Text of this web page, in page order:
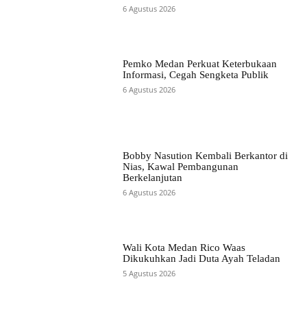
6 Agustus 2026
Pemko Medan Perkuat Keterbukaan
Informasi, Cegah Sengketa Publik
6 Agustus 2026
Bobby Nasution Kembali Berkantor di
Nias, Kawal Pembangunan
Berkelanjutan
6 Agustus 2026
Wali Kota Medan Rico Waas
Dikukuhkan Jadi Duta Ayah Teladan
5 Agustus 2026